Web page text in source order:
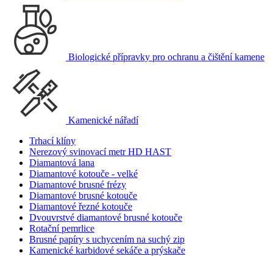
Biologické přípravky pro ochranu a čištění kamene
Kamenické nářadí
Trhací klíny
Nerezový svinovací metr HD HAST
Diamantová lana
Diamantové kotouče - velké
Diamantové brusné frézy
Diamantové brusné kotouče
Diamantové řezné kotouče
Dvouvrstvé diamantové brusné kotouče
Rotační pemrlice
Brusné papíry s uchycením na suchý zip
Kamenické karbidové sekáče a prýskače